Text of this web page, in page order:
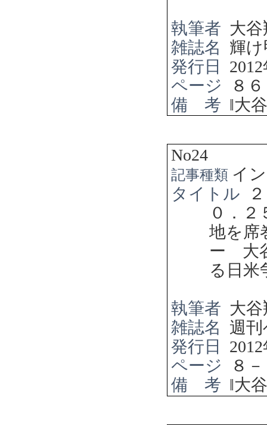
執筆者 大
雑誌名
輝
発行日
2012
ページ
８
備 考 ‖大
No24
記事種類 イ
タイトル
０．
地を席
ー 大
る日米
執筆者 大
雑誌名
週
発行日
2012
ページ
８
備 考 ‖大